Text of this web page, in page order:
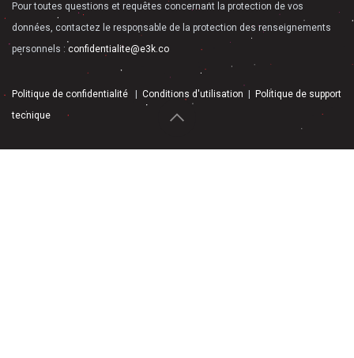
Pour toutes questions et requêtes concernant la protection de vos
données, contactez le responsable de la protection des renseignements
personnels : confidentialite@e3k.co
Politique de confidentialité Conditions d'utilisation
Politique de support
tecnique